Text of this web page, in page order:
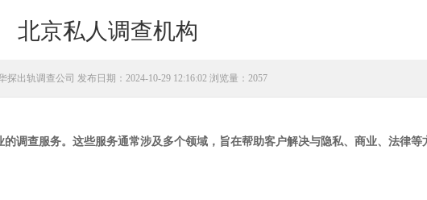
北京私人调查机构
探出轨调查公司 发布日期：2024-10-29 12:16:02 浏览量：2057
查服务。这些服务通常涉及多个领域，旨在帮助客户解决与隐私、商业、法律等